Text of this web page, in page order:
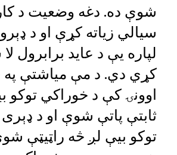
شوې ده. دغه وضعیت د
سیالي زیاته کړې او د
لپاره یې د عاید برابرول
کړي دي. د مې میاشتې په
اوونۍ کې د خوراکي توکو
ثابتې پاتې شوې او د ډېری
توکو بیې لږ څه راټیټې